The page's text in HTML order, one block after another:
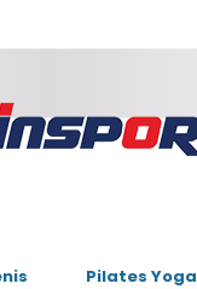
Pilates Yoga